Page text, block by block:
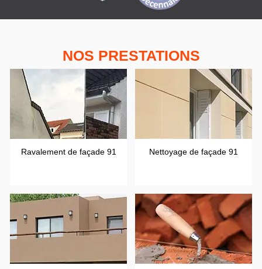
NOS PRESTATIONS
Ravalement de façade 91 Nettoyage de façade 91